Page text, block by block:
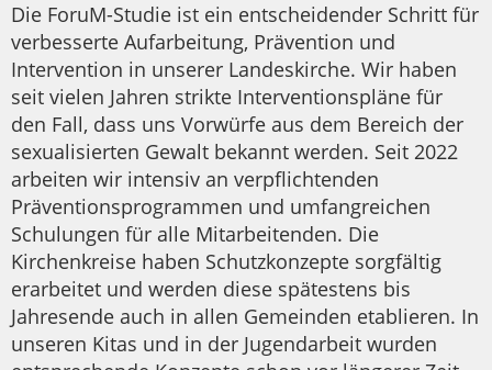
Die ForuM-Studie ist ein entscheidender Schritt für
verbesserte Aufarbeitung, Prävention und
Intervention in unserer Landeskirche. Wir haben
seit vielen Jahren strikte Interventionspläne für
den Fall, dass uns Vorwürfe aus dem Bereich der
sexualisierten Gewalt bekannt werden. Seit 2022
arbeiten wir intensiv an verpflichtenden
Präventionsprogrammen und umfangreichen
Schulungen für alle Mitarbeitenden. Die
Kirchenkreise haben Schutzkonzepte sorgfältig
erarbeitet und werden diese spätestens bis
Jahresende auch in allen Gemeinden etablieren. In
unseren Kitas und in der Jugendarbeit wurden